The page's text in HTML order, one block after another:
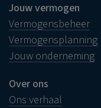
Jouw vermogen
Vermogensbeheer
Vermogensplanning
Jouw onderneming
Over ons
Ons verhaal